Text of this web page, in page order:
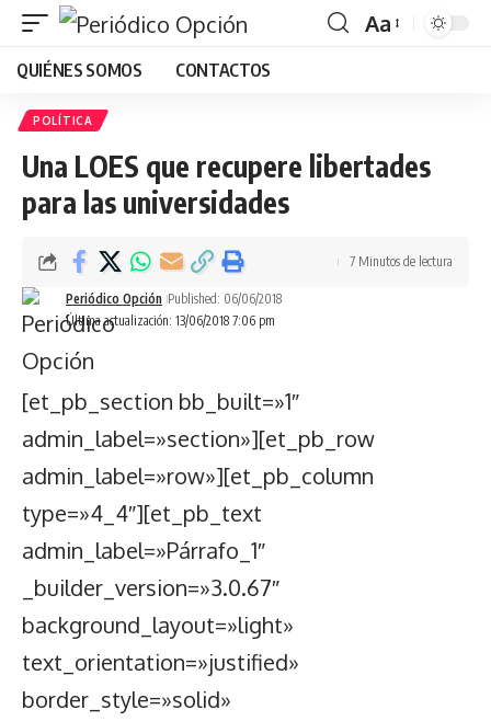
Font
Aa
QUIÉNES SOMOS CONTACTOS
POLÍTICA
Una LOES que recupere libertades
para las universidades
Última actualización: 13/06/2018 7:06 pm
Periódico Opción Published: 06/06/2018
7 Minutos de lectura
[et_pb_section bb_built=»1″
admin_label=»section»][et_pb_row
admin_label=»row»][et_pb_column
type=»4_4″][et_pb_text
admin_label=»Párrafo_1″
_builder_version=»3.0.67″
background_layout=»light»
text_orientation=»justified»
border_style=»solid»